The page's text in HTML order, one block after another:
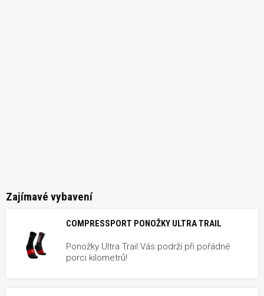
Zajímavé vybavení
COMPRESSPORT PONOŽKY ULTRA TRAIL
Ponožky Ultra Trail Vás podrží při pořádné
porci kilometrů!